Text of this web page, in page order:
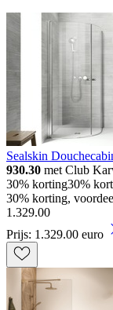
Sealskin
930.30 met Club
30% korting30%
30% korting,
1 .329.00
Prijs: 1.329.00 euro